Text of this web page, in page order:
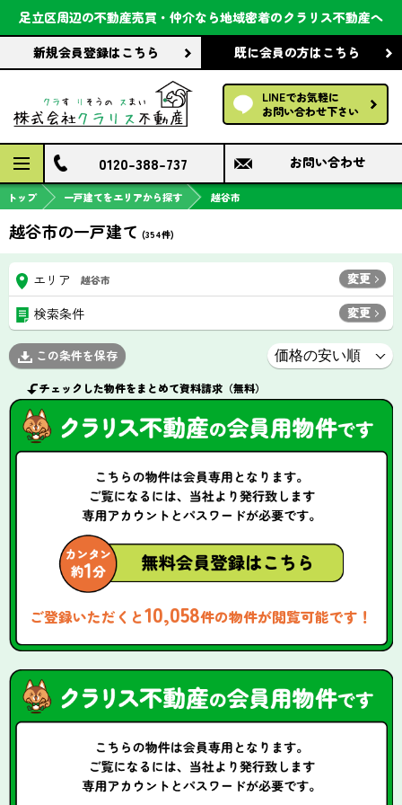
足立区周辺の不動産売買・仲介なら地域密着のクラリス不動産へ
新規会員登録はこちら 既に会員の方はこちら
LINEでお気軽に
お問い合わせ下さい
会社案内
前回の履歴で探す
保存した条件で探す
検討中の物件
0120-388-737 お問い合わせ
トップ 一戸建てをエリアから探す 越谷市
越谷市の一戸建て (354件)
エリア 越谷市 変更
検索条件 変更
この条件を保存
チェックした物件をまとめて資料請求（無料）
ご登録いただくと10,058件の物件が閲覧可能です！